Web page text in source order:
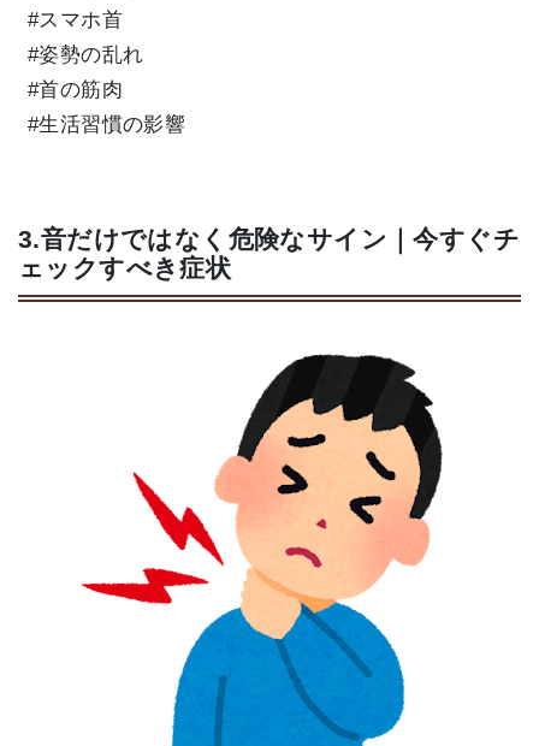
#スマホ首
#姿勢の乱れ
#首の筋肉
#生活習慣の影響
3.音だけではなく危険なサイン｜今すぐチ
ェックすべき症状